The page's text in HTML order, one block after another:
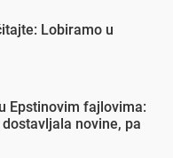
Lobiramo u
Epstinovim fajlovima:
novine, pa